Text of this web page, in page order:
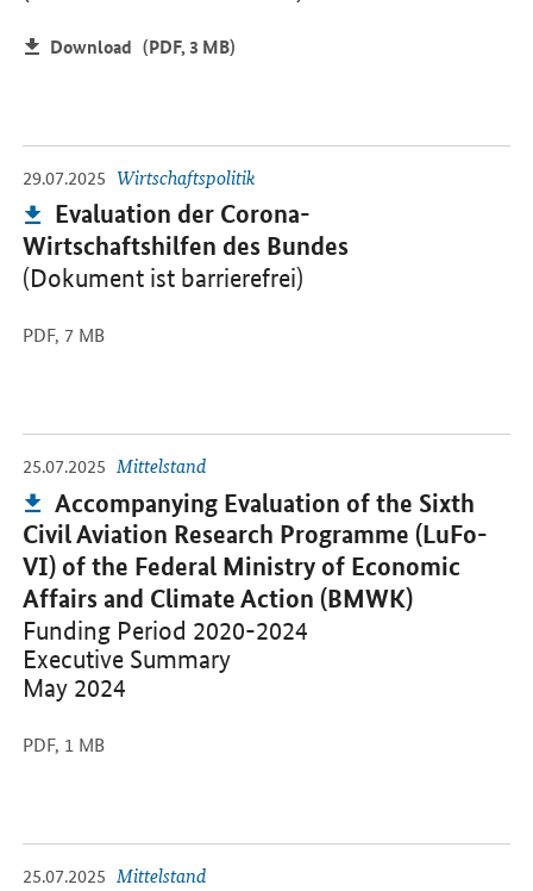
Download (PDF, 3 MB)
29.07.2025 -
Wirtschaftspolitik
Publikation:
Evaluation der Corona-
Wirtschaftshilfen des Bundes
(Dokument ist barrierefrei)
PDF, 7 MB
Öffnet PDF "Evaluation der Corona-Wirtschaftshilfen des Bundes"
25.07.2025 -
Mittelstand
Publikation:
Accompanying Evaluation of the Sixth
Civil Aviation Research Programme (LuFo-
VI) of the Federal Ministry of Economic
Affairs and Climate Action (BMWK)
Funding Period 2020-2024
Executive Summary
May 2024
PDF, 1 MB
Öffnet PDF "Accompanying Evaluation of the Sixth Civil Aviation
25.07.2025 -
Mittelstand
Öffnet PDF "Begleitende Evaluation des sechsten zivilen